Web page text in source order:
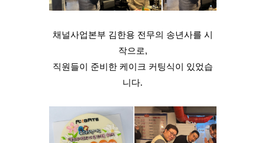
채널사업본부 김한용 전무의 송년사를 시
작으로,
직원들이 준비한 케이크 커팅식이 있었습
니다.